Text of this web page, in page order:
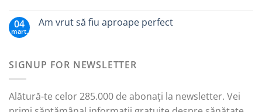
04
mart.
Am vrut să fiu aproape perfect
SIGNUP FOR NEWSLETTER
Alătură-te celor 285.000 de abonați la newsletter. Vei